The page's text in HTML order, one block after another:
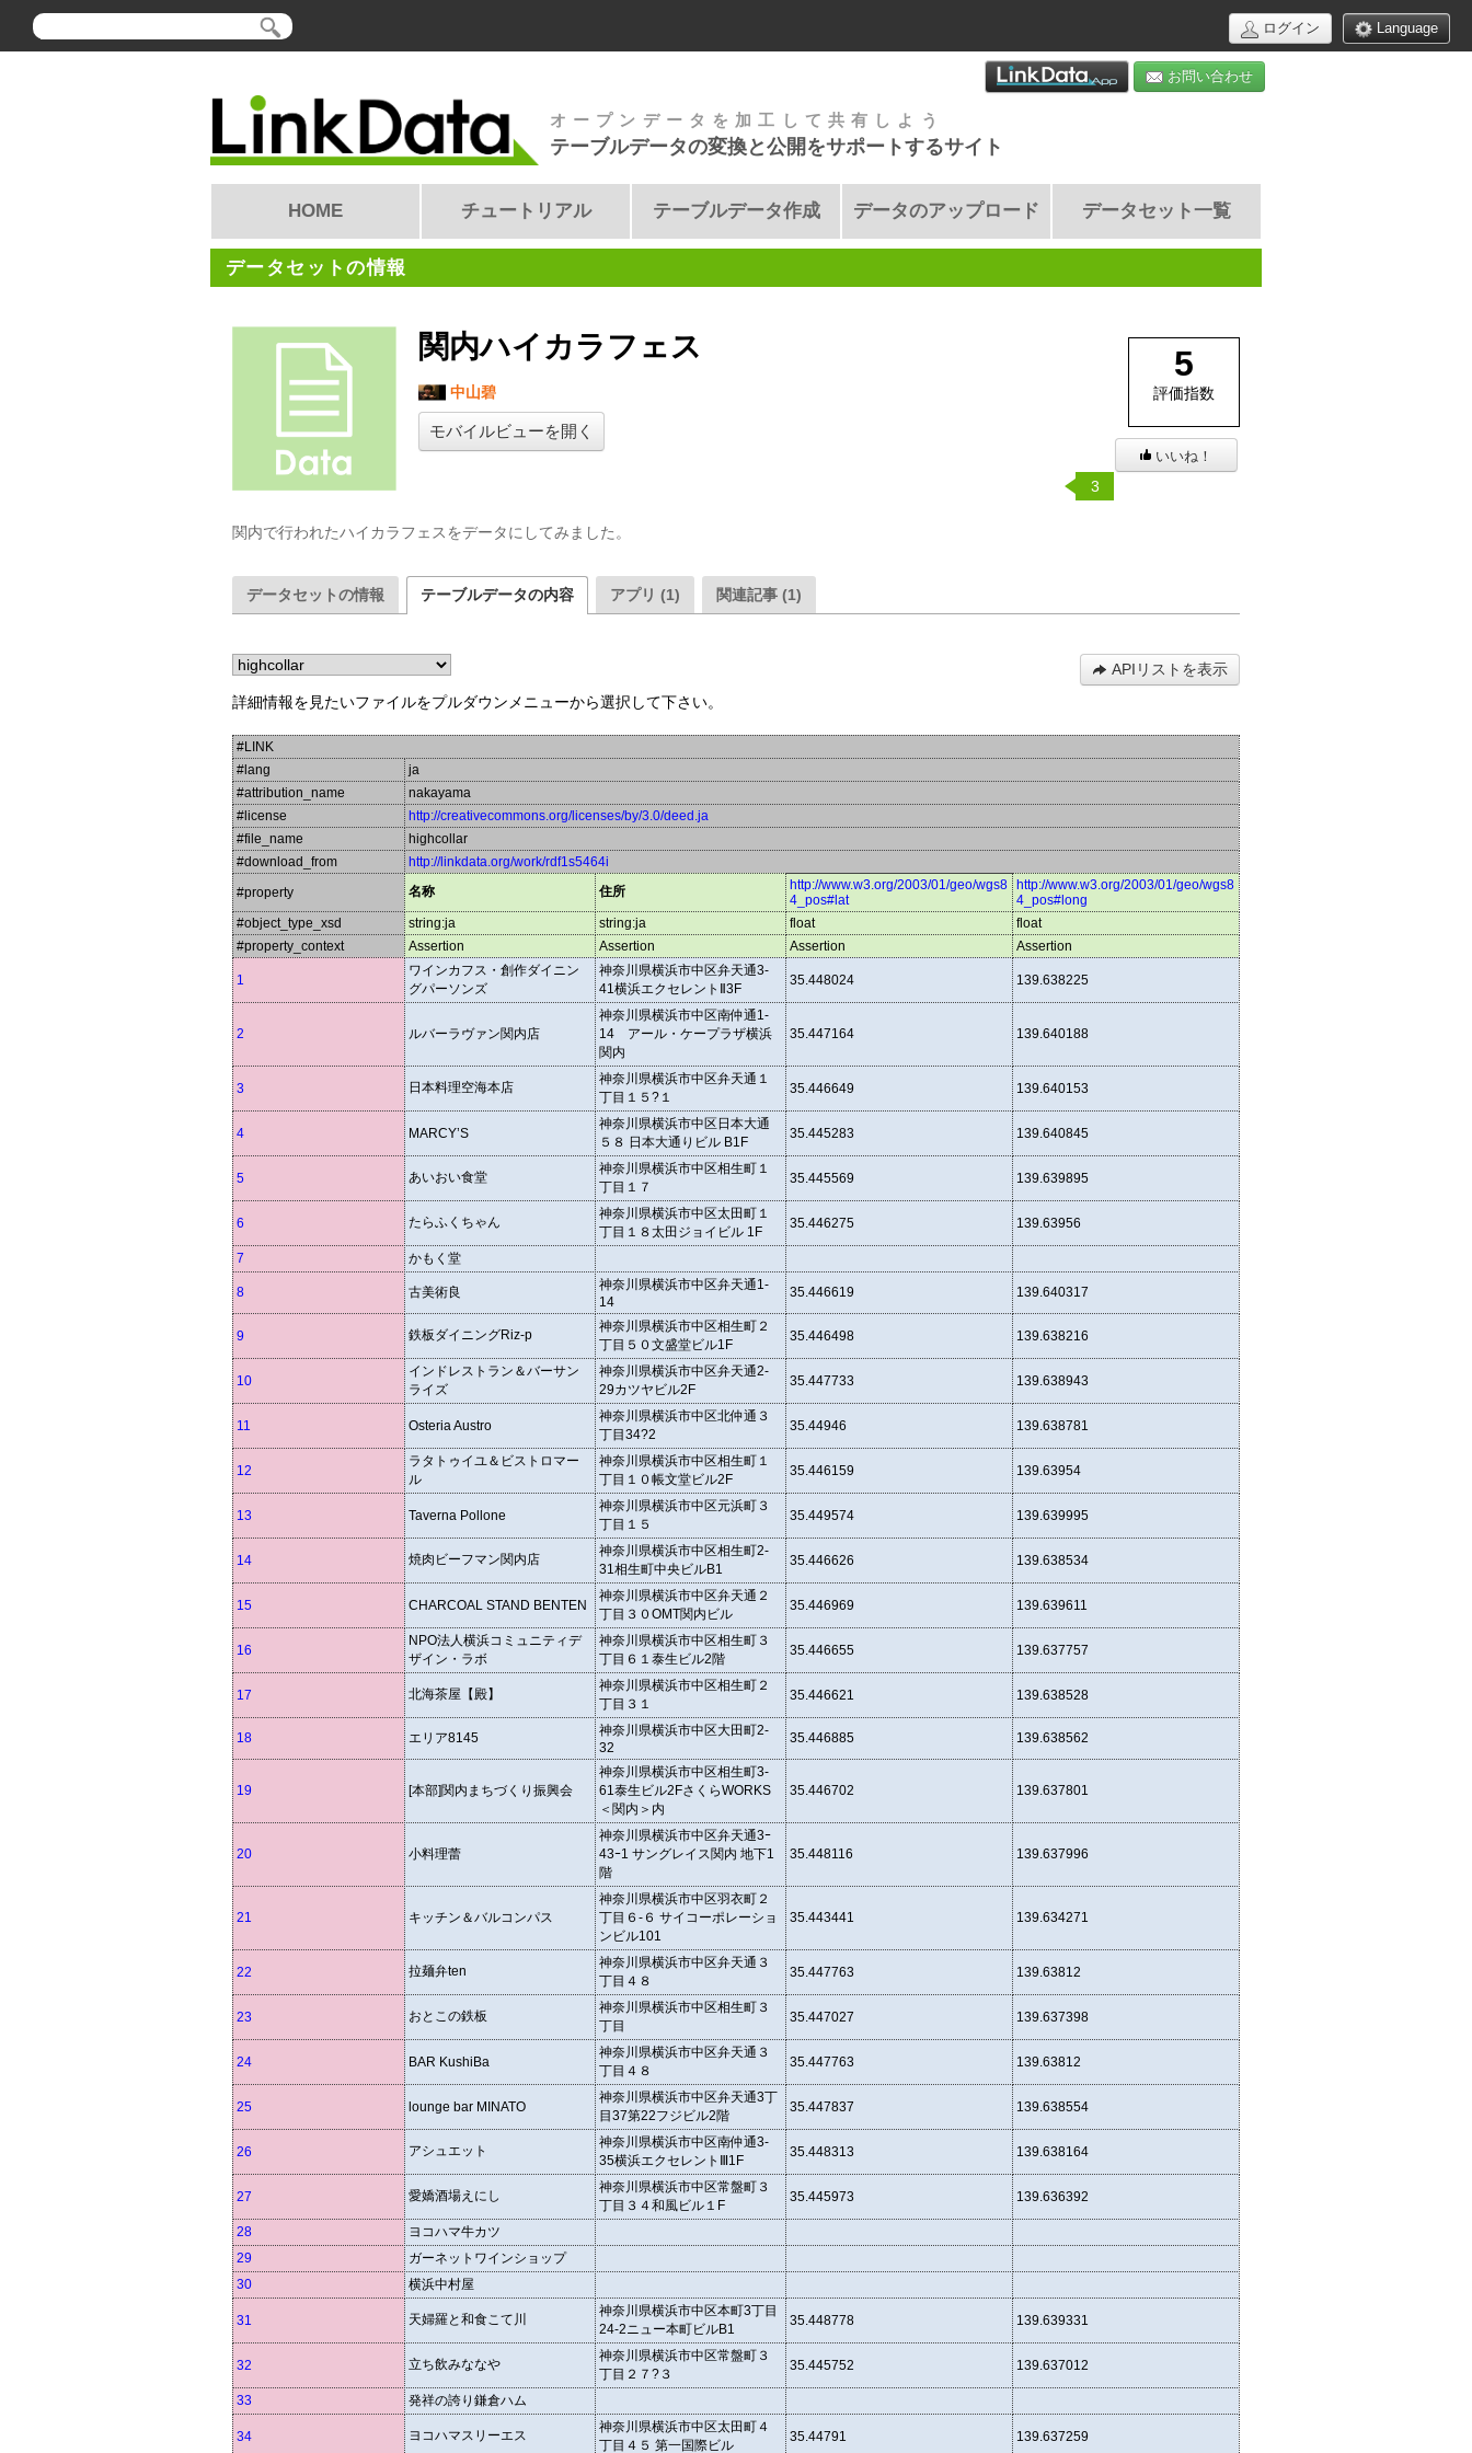
Language
ログイン
お問い合わせ
オープンデータを加工して共有しよう
テーブルデータの変換と公開をサポートするサイト
HOME チュートリアル テーブルデータ作成 データのアップロード データセット一覧
データセットの情報
関内ハイカラフェス
中山碧
モバイルビューを開く
関内で行われたハイカラフェスをデータにしてみました。
5
評価指数
いいね！
3
データセットの情報 テーブルデータの内容 アプリ (1) 関連記事 (1)
詳細情報を見たいファイルをプルダウンメニューから選択して下さい。
APIリストを表示
#LINK
#lang
ja
#attribution_name
nakayama
#license
http://creativecommons.org/licenses/by/3.0/deed.ja
#file_name
highcollar
#download_from
http://linkdata.org/work/rdf1s5464i
#property
名称 住所
http://www.w3.org/2003/01/geo/wgs8
4_pos#lat
http://www.w3.org/2003/01/geo/wgs8
4_pos#long
#object_type_xsd
string:ja string:ja float
float
#property_context
Assertion Assertion Assertion Assertion
1
ワインカフス・創作ダイニン
グパーソンズ
神奈川県横浜市中区弁天通3-
41横浜エクセレントⅡ3F
35.448024 139.638225
2 ルバーラヴァン関内店
神奈川県横浜市中区南仲通1-
14 アール・ケープラザ横浜
関内
35.447164 139.640188
3 日本料理空海本店
神奈川県横浜市中区弁天通１
丁目１５?１
35.446649 139.640153
4 MARCY’S
神奈川県横浜市中区日本大通
５８ 日本大通りビル B1F
35.445283 139.640845
5 あいおい食堂
神奈川県横浜市中区相生町１
丁目１７
35.445569 139.639895
6 たらふくちゃん
神奈川県横浜市中区太田町１
丁目１８太田ジョイビル 1F
35.446275 139.63956
7 かもく堂
8 古美術良
神奈川県横浜市中区弁天通1-
14
35.446619 139.640317
9 鉄板ダイニングRiz-p
神奈川県横浜市中区相生町２
丁目５０文盛堂ビル1F
35.446498 139.638216
10
インドレストラン＆バーサン
ライズ
神奈川県横浜市中区弁天通2-
29カツヤビル2F
35.447733 139.638943
11 Osteria Austro
神奈川県横浜市中区北仲通３
丁目34?2
35.44946 139.638781
12
ラタトゥイユ＆ビストロマー
ル
神奈川県横浜市中区相生町１
丁目１０帳文堂ビル2F
35.446159 139.63954
13 Taverna Pollone
神奈川県横浜市中区元浜町３
丁目１５
35.449574 139.639995
14 焼肉ビーフマン関内店
神奈川県横浜市中区相生町2-
31相生町中央ビルB1
35.446626 139.638534
15 CHARCOAL STAND BENTEN
神奈川県横浜市中区弁天通２
丁目３０OMT関内ビル
35.446969 139.639611
16
NPO法人横浜コミュニティデ
ザイン・ラボ
神奈川県横浜市中区相生町３
丁目６１泰生ビル2階
35.446655 139.637757
17 北海茶屋【殿】
神奈川県横浜市中区相生町２
丁目３１
35.446621 139.638528
18 エリア8145
神奈川県横浜市中区大田町2-
32
35.446885 139.638562
19 [本部]関内まちづくり振興会
神奈川県横浜市中区相生町3-
61泰生ビル2FさくらWORKS
＜関内＞内
35.446702 139.637801
20 小料理蕾
神奈川県横浜市中区弁天通3ｰ
43ｰ1 サングレイス関内 地下1
階
35.448116 139.637996
21 キッチン＆バルコンパス
神奈川県横浜市中区羽衣町２
丁目６-６ サイコーポレーショ
ンビル101
35.443441 139.634271
22 拉麺弁ten
神奈川県横浜市中区弁天通３
丁目４８
35.447763 139.63812
23 おとこの鉄板
神奈川県横浜市中区相生町３
丁目
35.447027 139.637398
24 BAR KushiBa
神奈川県横浜市中区弁天通３
丁目４８
35.447763 139.63812
25 lounge bar MINATO
神奈川県横浜市中区弁天通3丁
目37第22フジビル2階
35.447837 139.638554
26 アシュエット
神奈川県横浜市中区南仲通3-
35横浜エクセレントⅢ1F
35.448313 139.638164
27 愛嬌酒場えにし
神奈川県横浜市中区常盤町３
丁目３４和風ビル１F
35.445973 139.636392
28
ヨコハマ牛カツ
29
ガーネットワインショップ
30
横浜中村屋
31 天婦羅と和食こて川
神奈川県横浜市中区本町3丁目
24-2ニュー本町ビルB1
35.448778 139.639331
32 立ち飲みななや
神奈川県横浜市中区常盤町３
丁目２７?３
35.445752 139.637012
33 発祥の誇り鎌倉ハム
34 ヨコハマスリーエス
神奈川県横浜市中区太田町４
丁目４５ 第一国際ビル
35.44791 139.637259